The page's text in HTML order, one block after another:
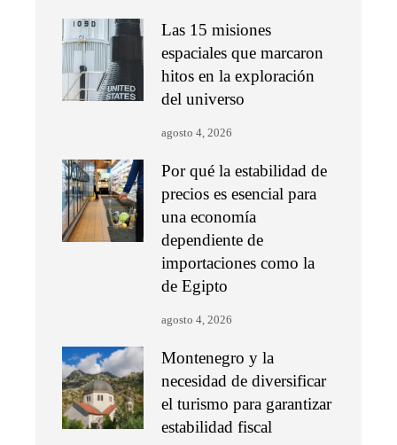
Las 15 misiones
espaciales que marcaron
hitos en la exploración
del universo
agosto 4, 2026
Por qué la estabilidad de
precios es esencial para
una economía
dependiente de
importaciones como la
de Egipto
agosto 4, 2026
Montenegro y la
necesidad de diversificar
el turismo para garantizar
estabilidad fiscal